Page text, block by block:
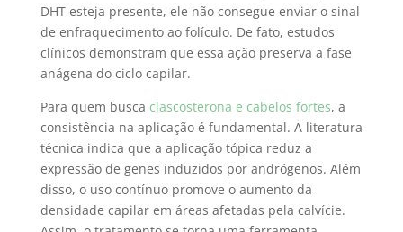
DHT esteja presente, ele não consegue enviar o sinal
de enfraquecimento ao folículo. De fato, estudos
clínicos demonstram que essa ação preserva a fase
anágena do ciclo capilar.
Para quem busca clascosterona e cabelos fortes, a
consistência na aplicação é fundamental. A literatura
técnica indica que a aplicação tópica reduz a
expressão de genes induzidos por andrógenos. Além
disso, o uso contínuo promove o aumento da
densidade capilar em áreas afetadas pela calvície.